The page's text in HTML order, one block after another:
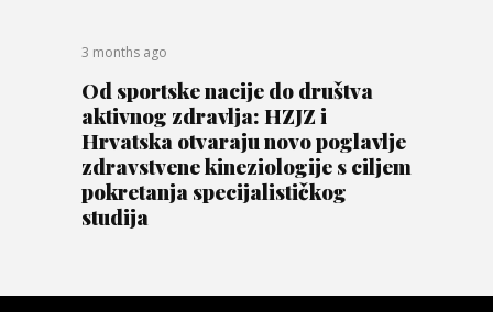
3 months ago
Od sportske nacije do društva
aktivnog zdravlja: HZJZ i
Hrvatska otvaraju novo poglavlje
zdravstvene kineziologije s ciljem
pokretanja specijalističkog
studija